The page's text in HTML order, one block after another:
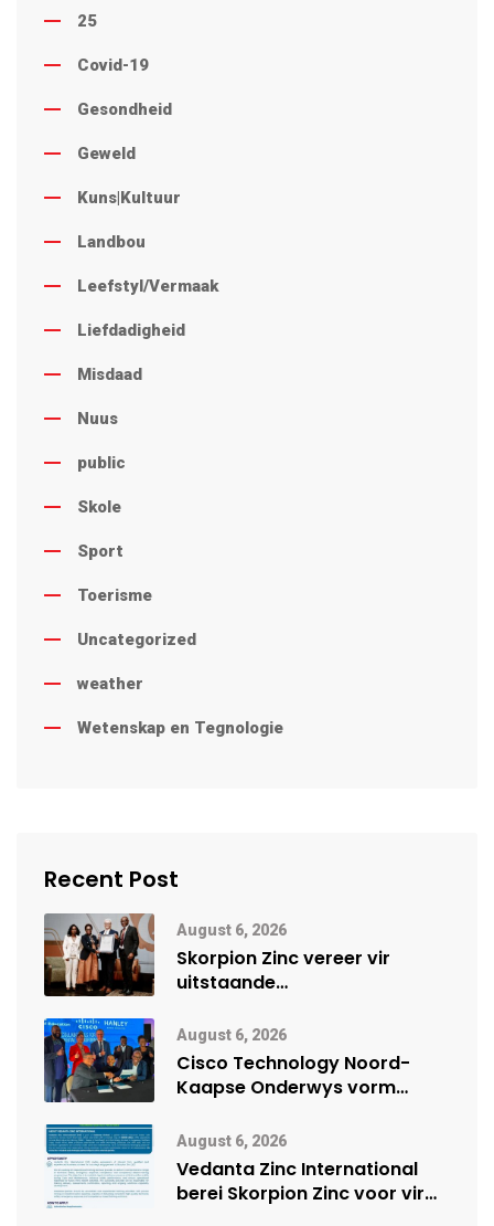
25
Covid-19
Gesondheid
Geweld
Kuns|Kultuur
Landbou
Leefstyl/Vermaak
Liefdadigheid
Misdaad
Nuus
public
Skole
Sport
Toerisme
Uncategorized
weather
Wetenskap en Tegnologie
Recent Post
August 6, 2026
Skorpion Zinc vereer vir
uitstaande
Namibië Mynbou Ekspo
August 6, 2026
Cisco Technology Noord-
Kaapse Onderwys vorm
vennootskap
August 6, 2026
Vedanta Zinc International
berei Skorpion Zinc voor vir